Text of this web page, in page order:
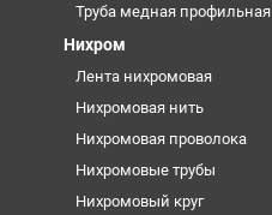
Труба медная профильная
Нихром
Лента нихромовая
Нихромовая нить
Нихромовая проволока
Нихромовые трубы
Нихромовый круг